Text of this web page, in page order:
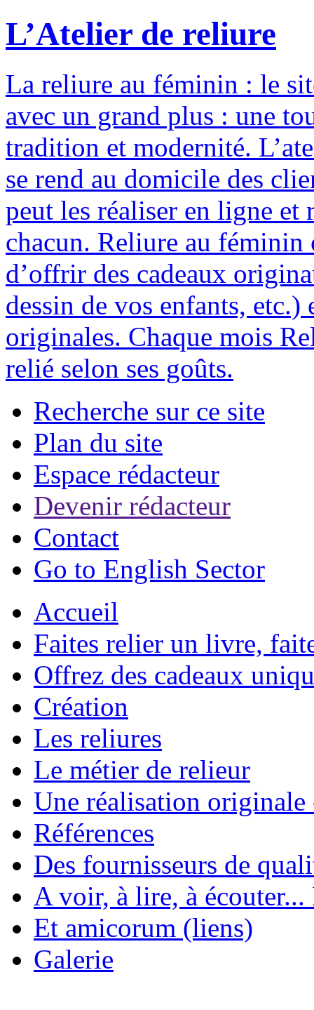
L’Atelier de reliure
La reliure au féminin : le
avec un grand plus : une
tradition et modernité.
se rend au domicile des
peut les réaliser en ligne et
chacun. Reliure au féminin
d’offrir des cadeaux
dessin de vos enfants,
originales. Chaque mois
relié selon ses goûts.
Recherche sur ce site
Plan du site
Espace rédacteur
Devenir rédacteur
Contact
Go to English Sector
Accueil
Faites relier un livre,
Offrez des cadeaux
Création
Les reliures
Le métier de relieur
Une réalisation
Références
Des fournisseurs de
A voir, à lire, à écouter...
Et amicorum (liens)
Galerie